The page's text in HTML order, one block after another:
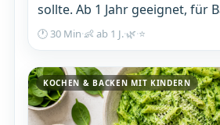
sollte. Ab 1 Jahr geeignet, für
🕐 30 Min·👶 ab 1 J.·🌿·⭐
KOCHEN & BACKEN MIT KINDERN